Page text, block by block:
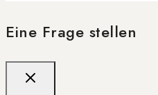
Eine Frage stellen